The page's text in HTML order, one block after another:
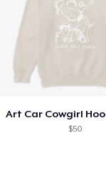
$50